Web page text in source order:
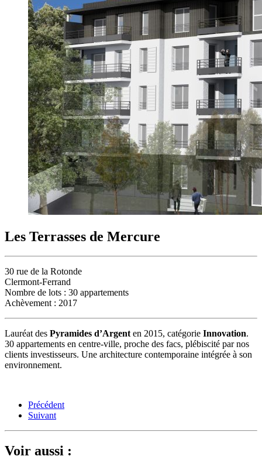
Les Terrasses de Mercure
30 rue de la Rotonde
Clermont-Ferrand
Nombre de lots : 30 appartements
Achèvement : 2017
Lauréat des Pyramides d’Argenten 2015, catégorie Innovation.
30 appartements en centre-ville, proche des facs, plébiscité par nos
clients investisseurs. Une architecture contemporaine intégrée à son
environnement.
Précédent
Suivant
Voir aussi :